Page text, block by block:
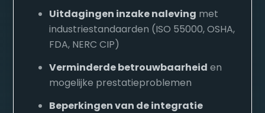
Uitdagingen inzake naleving met
industriestandaarden (ISO 55000, OSHA,
FDA, NERC CIP)
Verminderde betrouwbaarheid en
mogelijke prestatieproblemen
Beperkingen van de integratie